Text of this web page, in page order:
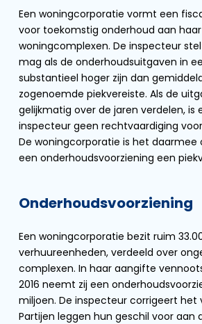
Een woningcorporatie vormt een
voor toekomstig onderhoud aan haar
woningcomplexen. De inspecteur
mag als de onderhoudsuitgaven in
substantieel hoger zijn dan
zogenoemde piekvereiste. Als de
gelijkmatig over de jaren verdelen, is
inspecteur geen rechtvaardiging
De woningcorporatie is het daarmee
een onderhoudsvoorziening een
Onderhoudsvoorziening
Een woningcorporatie bezit ruim
verhuureenheden, verdeeld over
complexen. In haar aangifte
2016 neemt zij een
miljoen. De inspecteur corrigeert het
Partijen leggen hun geschil voor aan